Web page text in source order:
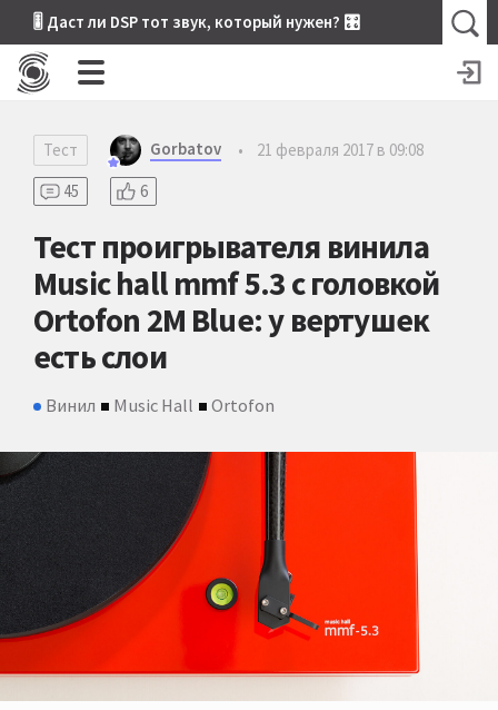
🎚 Даст ли DSP тот звук, который нужен? 🎛
Тест Gorbatov •
21 февраля 2017 в 09:08
45
6
Тест проигрывателя винила
Music hall mmf 5.3 с головкой
Ortofon 2M Blue: у вертушек
есть слои
Винил Music Hall Ortofon